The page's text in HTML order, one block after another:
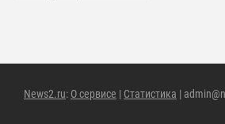
News2.ru: О сервисе | Статистика |